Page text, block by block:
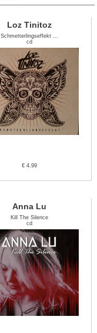
Loz Tinitoz
Schmetterlingseffekt ...
cd
€ 4.99
Anna Lu
Kill The Silence
cd